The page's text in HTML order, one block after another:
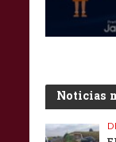
Noticias